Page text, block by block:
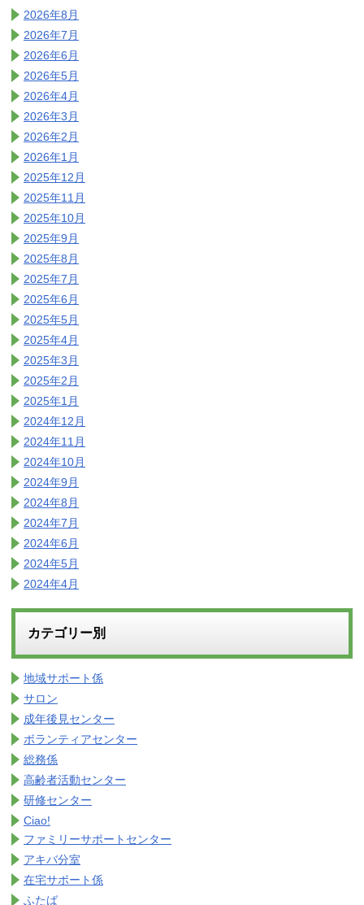
2026年8月
2026年7月
2026年6月
2026年5月
2026年4月
2026年3月
2026年2月
2026年1月
2025年12月
2025年11月
2025年10月
2025年9月
2025年8月
2025年7月
2025年6月
2025年5月
2025年4月
2025年3月
2025年2月
2025年1月
2024年12月
2024年11月
2024年10月
2024年9月
2024年8月
2024年7月
2024年6月
2024年5月
2024年4月
カテゴリー別
地域サポート係
サロン
成年後見センター
ボランティアセンター
総務係
高齢者活動センター
研修センター
Ciao!
ファミリーサポートセンター
アキバ分室
在宅サポート係
ふたば